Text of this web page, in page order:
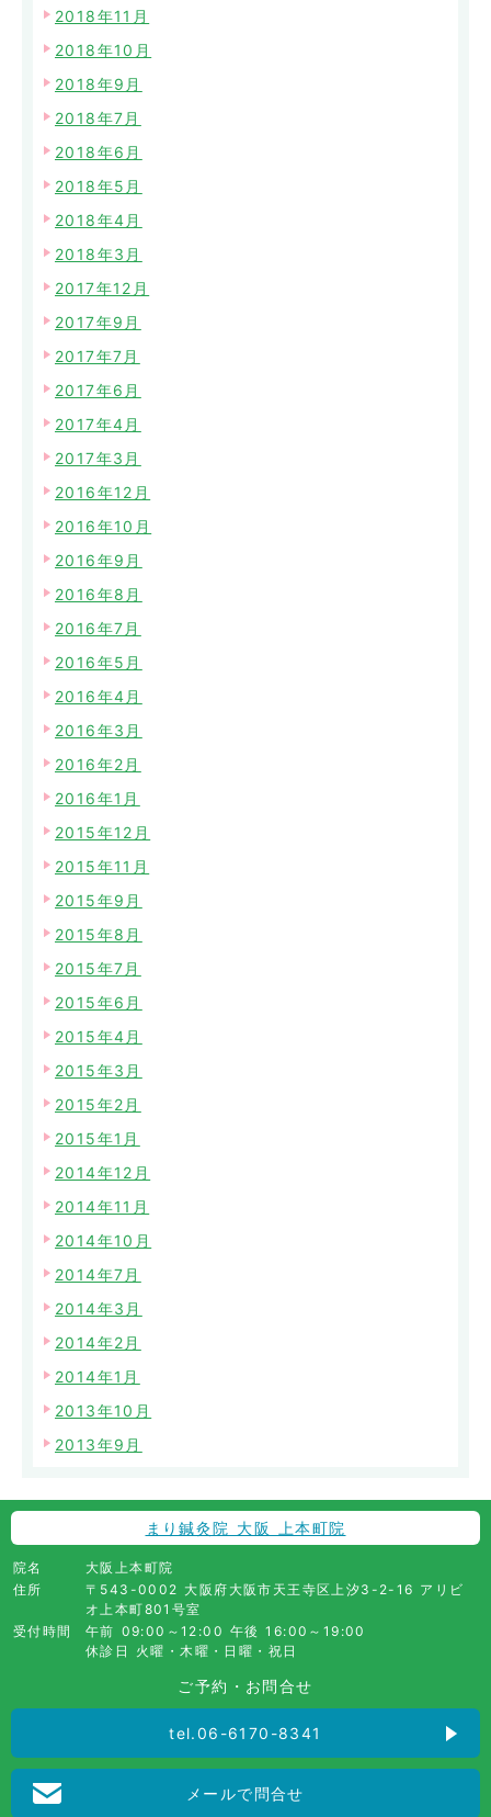
2018年11月
2018年10月
2018年9月
2018年7月
2018年6月
2018年5月
2018年4月
2018年3月
2017年12月
2017年9月
2017年7月
2017年6月
2017年4月
2017年3月
2016年12月
2016年10月
2016年9月
2016年8月
2016年7月
2016年5月
2016年4月
2016年3月
2016年2月
2016年1月
2015年12月
2015年11月
2015年9月
2015年8月
2015年7月
2015年6月
2015年4月
2015年3月
2015年2月
2015年1月
2014年12月
2014年11月
2014年10月
2014年7月
2014年3月
2014年2月
2014年1月
2013年10月
2013年9月
まり鍼灸院 大阪 上本町院
院名
大阪上本町院
住所
〒543-0002 大阪府大阪市天王寺区上汐3-2-16 アリビ
オ上本町801号室
受付時間
午前 09:00～12:00 午後 16:00～19:00
休診日 火曜・木曜・日曜・祝日
ご予約・お問合せ
tel.06-6170-8341
メールで問合せ